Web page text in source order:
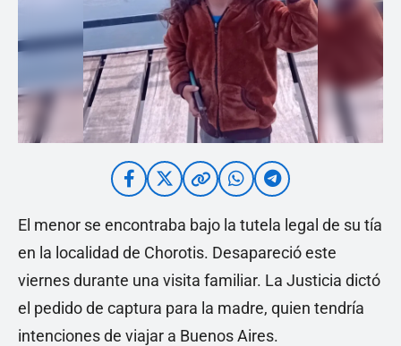
El menor se encontraba bajo la tutela legal de su tía
en la localidad de Chorotis. Desapareció este
viernes durante una visita familiar. La Justicia dictó
el pedido de captura para la madre, quien tendría
intenciones de viajar a Buenos Aires.